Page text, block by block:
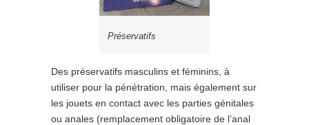
Préservatifs
Des préservatifs masculins et féminins, à
utiliser pour la pénétration, mais également sur
les jouets en contact avec les parties génitales
ou anales (remplacement obligatoire de l’anal